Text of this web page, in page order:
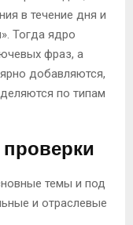
в течение дня и
Тогда ядро
фраз, а
добавляются,
по типам
темы и под
и отраслевые